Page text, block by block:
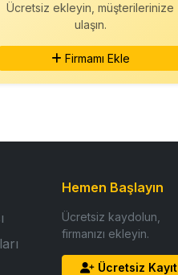
Ücretsiz ekleyin, müşterilerinize
ulaşın.
Firmamı Ekle
Hemen Başlayın
Ücretsiz kaydolun,
firmanızı ekleyin.
Ücretsiz Kayıt